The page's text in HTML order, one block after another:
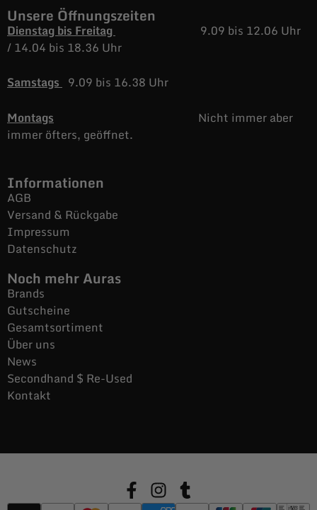
Unsere Öffnungszeiten
Dienstag bis Freitag
9.09 bis 12.06 Uhr
/14.04 bis 18.36 Uhr
Samstags 9.09 bis 16.38 Uhr
Montags
Nicht immer aber
immer öfters, geöffnet.
Informationen
AGB
Versand & Rückgabe
Impressum
Datenschutz
Noch mehr Auras
Brands
Gutscheine
Gesamtsortiment
Über uns
News
Secondhand $ Re-Used
Kontakt